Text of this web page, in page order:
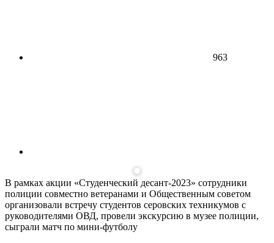
963
В рамках акции «Студенческий десант-2023» сотрудники
полиции совместно ветеранами и Общественным советом
организовали встречу студентов серовских техникумов с
руководителями ОВД, провели экскурсию в музее полиции,
сыграли матч по мини-футболу